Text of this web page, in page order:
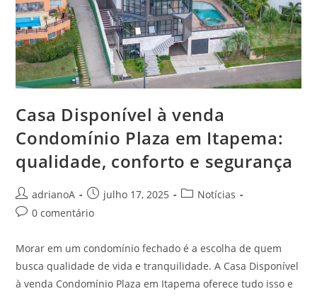
Casa Disponível à venda
Condomínio Plaza em Itapema:
qualidade, conforto e segurança
Autor
do
adrianoA
Post
publicado:
julho 17, 2025
Categoria
Notícias
Comentários
post:
0 comentário
Morar em um condomínio fechado é a escolha de quem
busca qualidade de vida e tranquilidade. A Casa Disponível
à venda Condomínio Plaza em Itapema oferece tudo isso e